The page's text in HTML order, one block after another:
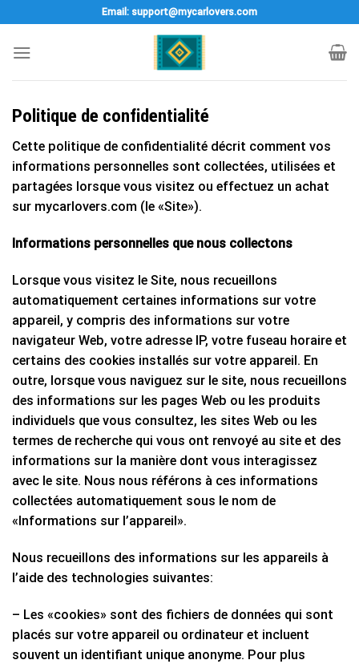
to
content
Email: support@mycarlovers.com
Politique de confidentialité
Cette politique de confidentialité décrit comment vos
informations personnelles sont collectées, utilisées et
partagées lorsque vous visitez ou effectuez un achat
sur mycarlovers.com (le «Site»).
Informations personnelles que nous collectons
Lorsque vous visitez le Site, nous recueillons
automatiquement certaines informations sur votre
appareil, y compris des informations sur votre
navigateur Web, votre adresse IP, votre fuseau horaire et
certains des cookies installés sur votre appareil. En
outre, lorsque vous naviguez sur le site, nous recueillons
des informations sur les pages Web ou les produits
individuels que vous consultez, les sites Web ou les
termes de recherche qui vous ont renvoyé au site et des
informations sur la manière dont vous interagissez
avec le site. Nous nous référons à ces informations
collectées automatiquement sous le nom de
«Informations sur l’appareil».
Nous recueillons des informations sur les appareils à
l’aide des technologies suivantes:
– Les «cookies» sont des fichiers de données qui sont
placés sur votre appareil ou ordinateur et incluent
souvent un identifiant unique anonyme. Pour plus